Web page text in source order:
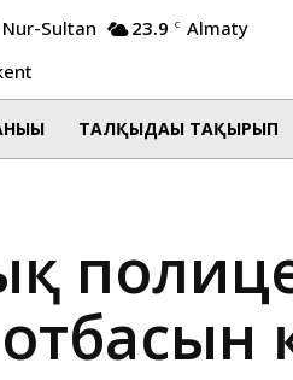
Nur-Sultan 23.9 C Almaty
ТАЛҚЫДАҒЫ ТАҚЫРЫП